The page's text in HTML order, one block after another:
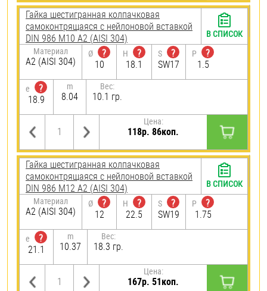
Гайка шестигранная колпачковая
самоконтрящаяся с нейлоновой вставкой
DIN 986 М10 А2 (AISI 304)
Материал
А2 (AISI 304)
Ø
?
10
H
?
18.1
S
?
SW17
P
?
1.5
e
?
18.9
m
8.04
Вес:
10.1 гр.
Цена:
118р. 86коп.
В СПИСОК
Гайка шестигранная колпачковая
самоконтрящаяся с нейлоновой вставкой
DIN 986 М12 А2 (AISI 304)
Материал
А2 (AISI 304)
Ø
?
12
H
?
22.5
S
?
SW19
P
?
1.75
e
?
21.1
m
10.37
Вес:
18.3 гр.
Цена:
167р. 51коп.
В СПИСОК